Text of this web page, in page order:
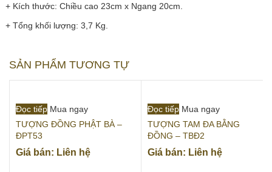
+ Kích thước: Chiều cao 23cm x Ngang 20cm.
+ Tổng khối lượng: 3,7 Kg.
SẢN PHẨM TƯƠNG TỰ
Đọc tiếp Mua ngay
TƯỢNG ĐỒNG PHẬT BÀ –
ĐPT53
Giá bán: Liên hệ
Đọc tiếp Mua ngay
TƯỢNG TAM ĐA BẰNG
ĐỒNG – TBĐ2
Giá bán: Liên hệ